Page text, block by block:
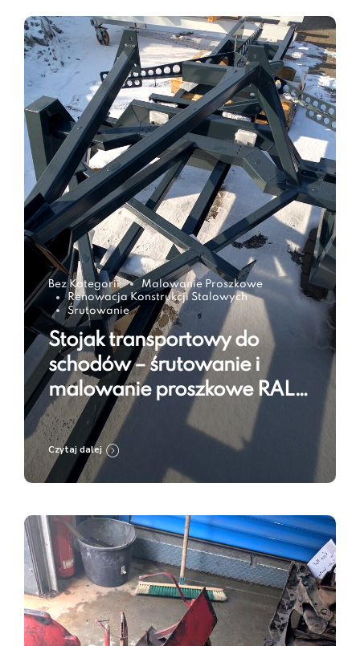
Bez Kategorii
Malowanie Proszkowe
Renowacja Konstrukcji Stalowych
Śrutowanie
Stojak transportowy do
schodów – śrutowanie i
malowanie proszkowe RAL
7016
Czytaj dalej